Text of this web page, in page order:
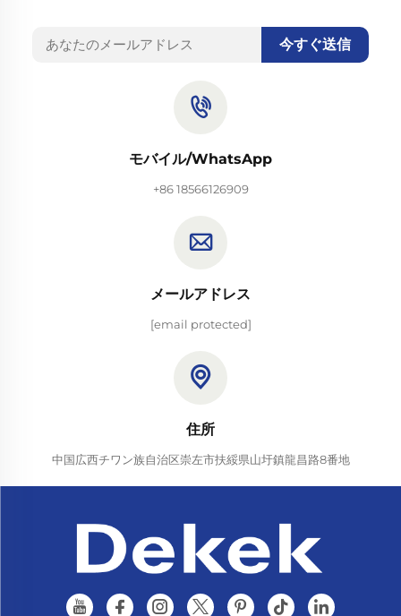
今すぐ送信
モバイル/WhatsApp
+86 18566126909
メールアドレス
[email protected]
住所
中国広西チワン族自治区崇左市扶綏県山圩鎮龍昌路8番地